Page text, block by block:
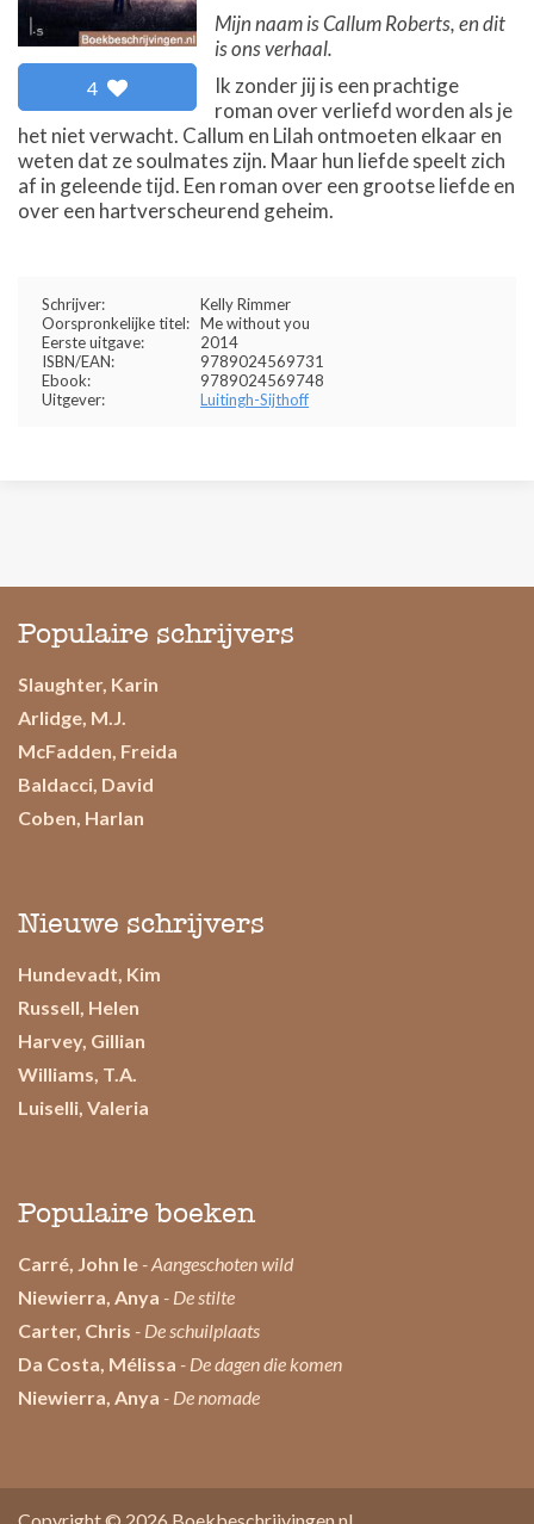
4
Mijn naam is Callum Roberts, en dit
is ons verhaal.
Ik zonder jij is een prachtige
roman over verliefd worden als je
het niet verwacht. Callum en Lilah ontmoeten elkaar en
weten dat ze soulmates zijn. Maar hun liefde speelt zich
af in geleende tijd. Een roman over een grootse liefde en
over een hartverscheurend geheim.
Schrijver:
Kelly Rimmer
Oorspronkelijke titel: Me without you
Eerste uitgave:
2014
ISBN/EAN:
9789024569731
Ebook:
9789024569748
Uitgever:
Luitingh-Sijthoff
Populaire schrijvers
Slaughter, Karin
Arlidge, M.J.
McFadden, Freida
Baldacci, David
Coben, Harlan
Nieuwe schrijvers
Hundevadt, Kim
Russell, Helen
Harvey, Gillian
Williams, T.A.
Luiselli, Valeria
Populaire boeken
Carré, John le - Aangeschoten wild
Niewierra, Anya - De stilte
Carter, Chris - De schuilplaats
Da Costa, Mélissa - De dagen die komen
Niewierra, Anya - De nomade